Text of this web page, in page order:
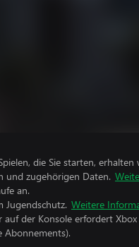
die Sie starten,
und zugehörigen Daten.
an.
Jugendschutz. Weitere
der Konsole erfordert
Abonnements).